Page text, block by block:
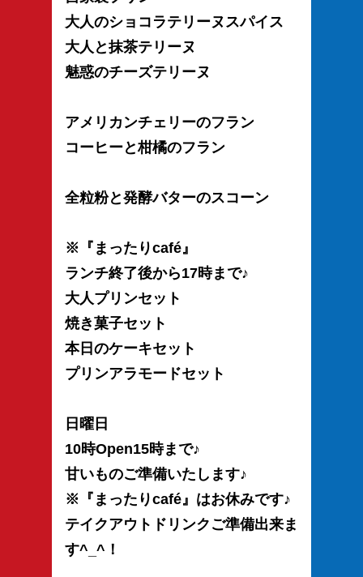
大人のショコラテリーヌスパイス
大人と抹茶テリーヌ
魅惑のチーズテリーヌ
アメリカンチェリーのフラン
コーヒーと柑橘のフラン
全粒粉と発酵バターのスコーン
※『まったりcafé』
ランチ終了後から17時まで♪
大人プリンセット
焼き菓子セット
本日のケーキセット
プリンアラモードセット
日曜日
10時Open15時まで♪
甘いものご準備いたします♪
※『まったりcafé』はお休みです♪
テイクアウトドリンクご準備出来ま
す^_^！